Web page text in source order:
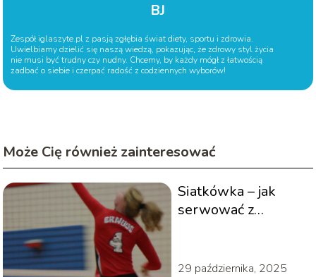
BJ
Zespół iglaszyte.pl z pasją zgłębia świat diety, sportu i zdrowia.
Uwielbiamy dzielić się naszą wiedzą, pokazując, że zdrowy styl życia
nie musi być trudny czy nudny. Chcemy, by każdy mógł z łatwością
zadbać o siebie i czerpać radość z codziennych wyborów!
Może Cię również zainteresować
Siatkówka – jak
serwować z
29 października, 2025